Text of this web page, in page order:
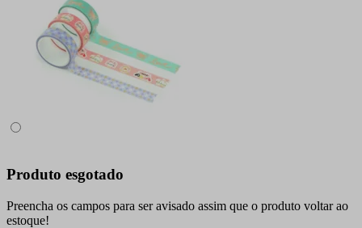
Produto esgotado
Preencha os campos para ser avisado assim que o produto voltar ao
estoque!